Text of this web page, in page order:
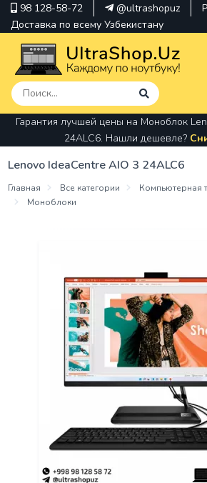
98 128-58-72 @ultrashopuz
Доставка по всему Узбекистану
pavilion
kindle
envy
Hp
Гарантия лучшей цены на Моноблок
24ALC6. Нашли дешевле?
Lenovo IdeaCentre AIO 3 24ALC6
Главная Все категории
Компьютерная
Моноблоки